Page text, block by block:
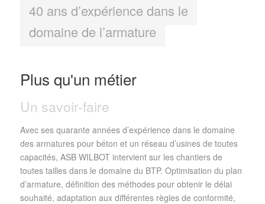
40 ans d’expérience dans le
domaine de l’armature
Plus qu'un métier
Un savoir-faire
Avec ses quarante années d’expérience dans le domaine
des armatures pour béton et un réseau d’usines de toutes
capacités, ASB WILBOT intervient sur les chantiers de
toutes tailles dans le domaine du BTP. Optimisation du plan
d’armature, définition des méthodes pour obtenir le délai
souhaité, adaptation aux différentes règles de conformité,